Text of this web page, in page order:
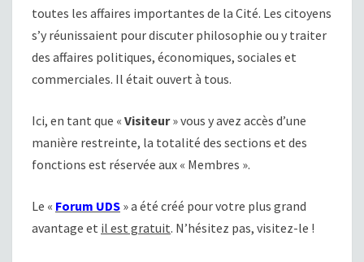
toutes les affaires importantes de la Cité. Les citoyens
s’y réunissaient pour discuter philosophie ou y traiter
des affaires politiques, économiques, sociales et
commerciales. Il était ouvert à tous.
Ici, en tant que « Visiteur» vous y avez accès d’une
manière restreinte, la totalité des sections et des
fonctions est réservée aux « Membres ».
Le « Forum UDS » a été créé pour votre plus grand
avantage et il est gratuit. N’hésitez pas, visitez-le !